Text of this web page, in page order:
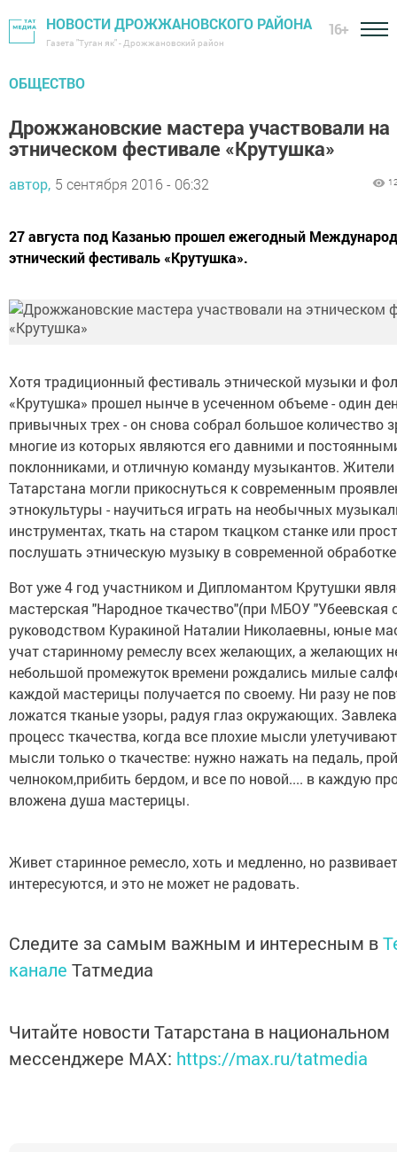
НОВОСТИ ДРОЖЖАНОВСКОГО РАЙОНА
Газета "Туган як" - Дрожжановский район
16+
ОБЩЕСТВО
Дрожжановские мастера участвовали на
этническом фестивале «Крутушка»
автор, 5 сентября 2016 - 06:32
27 августа под Казанью прошел ежегодный
этнический фестиваль «Крутушка».
Хотя традиционный фестиваль этнической музыки и
«Крутушка» прошел нынче в усеченном объеме - один
привычных трех - он снова собрал большое количество
многие из которых являются его давними и
поклонниками, и отличную команду музыкантов. Жители
Татарстана могли прикоснуться к современным
этнокультуры - научиться играть на необычных
инструментах, ткать на старом ткацком станке или
послушать этническую музыку в современной
Вот уже 4 год участником и Дипломантом Крутушки
мастерская "Народное ткачество"(при МБОУ "Убеевская
руководством Куракиной Наталии Николаевны, юные
учат старинному ремеслу всех желающих, а желающих
небольшой промежуток времени рождались милые
каждой мастерицы получается по своему. Ни разу не
ложатся тканые узоры, радуя глаз окружающих.
процесс ткачества, когда все плохие мысли
мысли только о ткачестве: нужно нажать на педаль,
челноком,прибить бердом, и все по новой.... в каждую
вложена душа мастерицы.
Живет старинное ремесло, хоть и медленно, но
интересуются, и это не может не радовать.
Следите за самым важным и интересным в
канале Татмедиа
Читайте новости Татарстана в национальном
мессенджере MАХ: https://max.ru/tatmedia